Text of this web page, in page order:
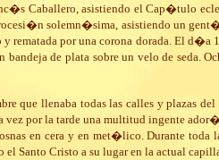
Caballero, asistiendo el Cap�tulo
solemn�sima, asistiendo un
rematada por una corona dorada. El
de plata sobre un velo de seda.
que llenaba todas las calles y plazas
por la tarde una multitud ingente
en cera y en met�lico. Durante
Santo Cristo a su lugar en la actual